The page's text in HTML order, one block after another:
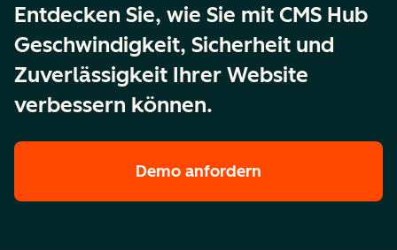
Entdecken Sie, wie Sie mit CMS Hub
Geschwindigkeit, Sicherheit und
Zuverlässigkeit Ihrer Website
verbessern können.
Demo anfordern